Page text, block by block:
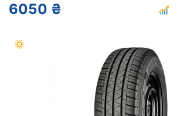
6050 ₴